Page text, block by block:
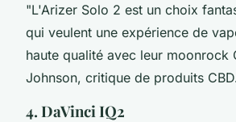
"L'Arizer Solo 2 est un choix
qui veulent une expérience de
haute qualité avec leur moonrock
Johnson, critique de produits
4. DaVinci IQ2